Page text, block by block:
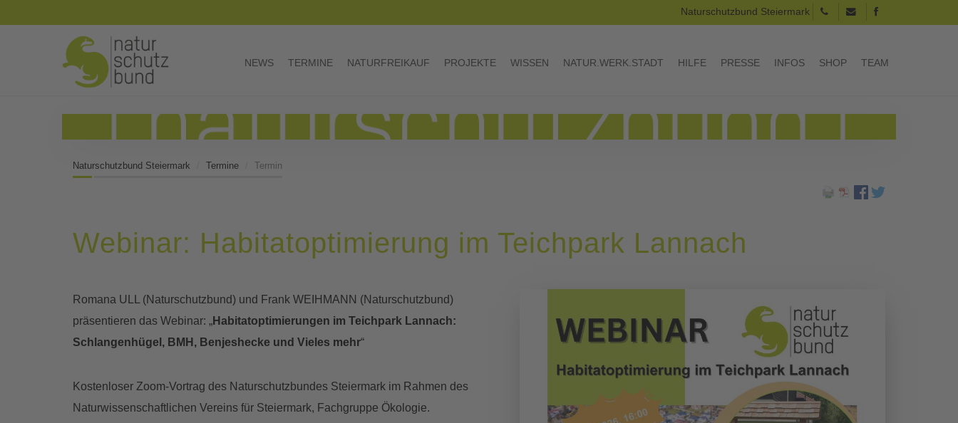
Naturschutzbund Steiermark
NEWS TERMINE NATURFREIKAUF PROJEKTE WISSEN NATUR.WERK.STADT HILFE PRESSE INFOS SHOP TEAM
Naturschutzbund Steiermark Termine Termin
Webinar: Habitatoptimierung im Teichpark Lannach
Romana ULL (Naturschutzbund) und Frank WEIHMANN (Naturschutzbund)
präsentieren das Webinar: „Habitatoptimierungen im Teichpark Lannach:
Schlangenhügel, BMH, Benjeshecke und Vieles mehr“
Kostenloser Zoom-Vortrag des Naturschutzbundes Steiermark im Rahmen des
Naturwissenschaftlichen Vereins für Steiermark, Fachgruppe Ökologie.